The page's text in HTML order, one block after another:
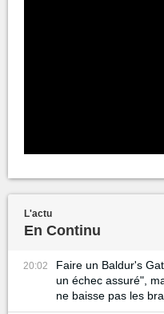
L'actu
En Continu
20:02
Faire un Baldur's
un échec assuré",
ne baisse pas les